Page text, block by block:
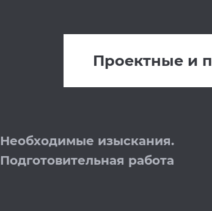
Проектные и
Необходимые изыскания.
Подготовительная работа